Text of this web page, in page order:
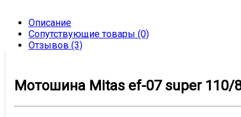
Описание
Сопутствующие товары (0)
Отзывов (3)
Мотошина Mitas ef-07 super 110/